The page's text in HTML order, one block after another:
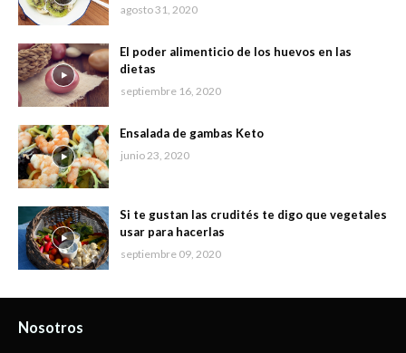
agosto 31, 2020
El poder alimenticio de los huevos en las
dietas
septiembre 16, 2020
Ensalada de gambas Keto
junio 23, 2020
Si te gustan las crudités te digo que vegetales
usar para hacerlas
septiembre 09, 2020
Nosotros